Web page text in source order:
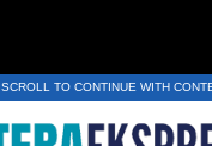
SCROLL TO CONTINUE WITH